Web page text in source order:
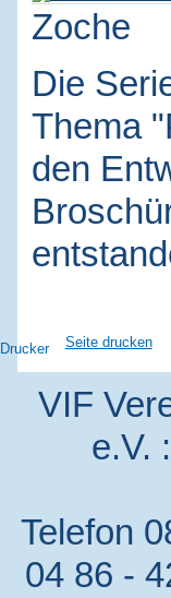
Zoche
Die
Thema
den
Seite drucken
VIF
e.V.
Telefon
04 86 -